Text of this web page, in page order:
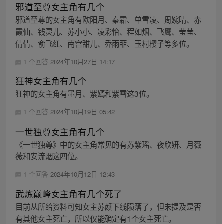
邪道至尊女主角有几个
邪道至尊的女主角有欧阳月、秦霜、单雪凌、周婉晴、赤
霞仙、钱灵儿、苏小小、凌彩怡、程如烟、飞鹰、莹莹、
倩倩、俞飞红、南宫甜儿、乔雨菲、玉村樱子等多位。
1 个回答 2024年10月27日 14:17
狂神女主角有几个
狂神的女主角有墨月、紫嫣和紫雪这3位。
1 个回答 2024年10月19日 05:42
一世独尊女主角有几个
《一世独尊》中的女主角常见的有苏紫瑶、夜欣妍、月薇
薇和安流烟这四位。
1 个回答 2024年10月12日 12:43
武炼巅峰女主角有几个死了
目前从所给资料可知女主苏颜下线陨落了，但未提及是否
有其他女主死亡，所以仅能确定有1个女主死亡。